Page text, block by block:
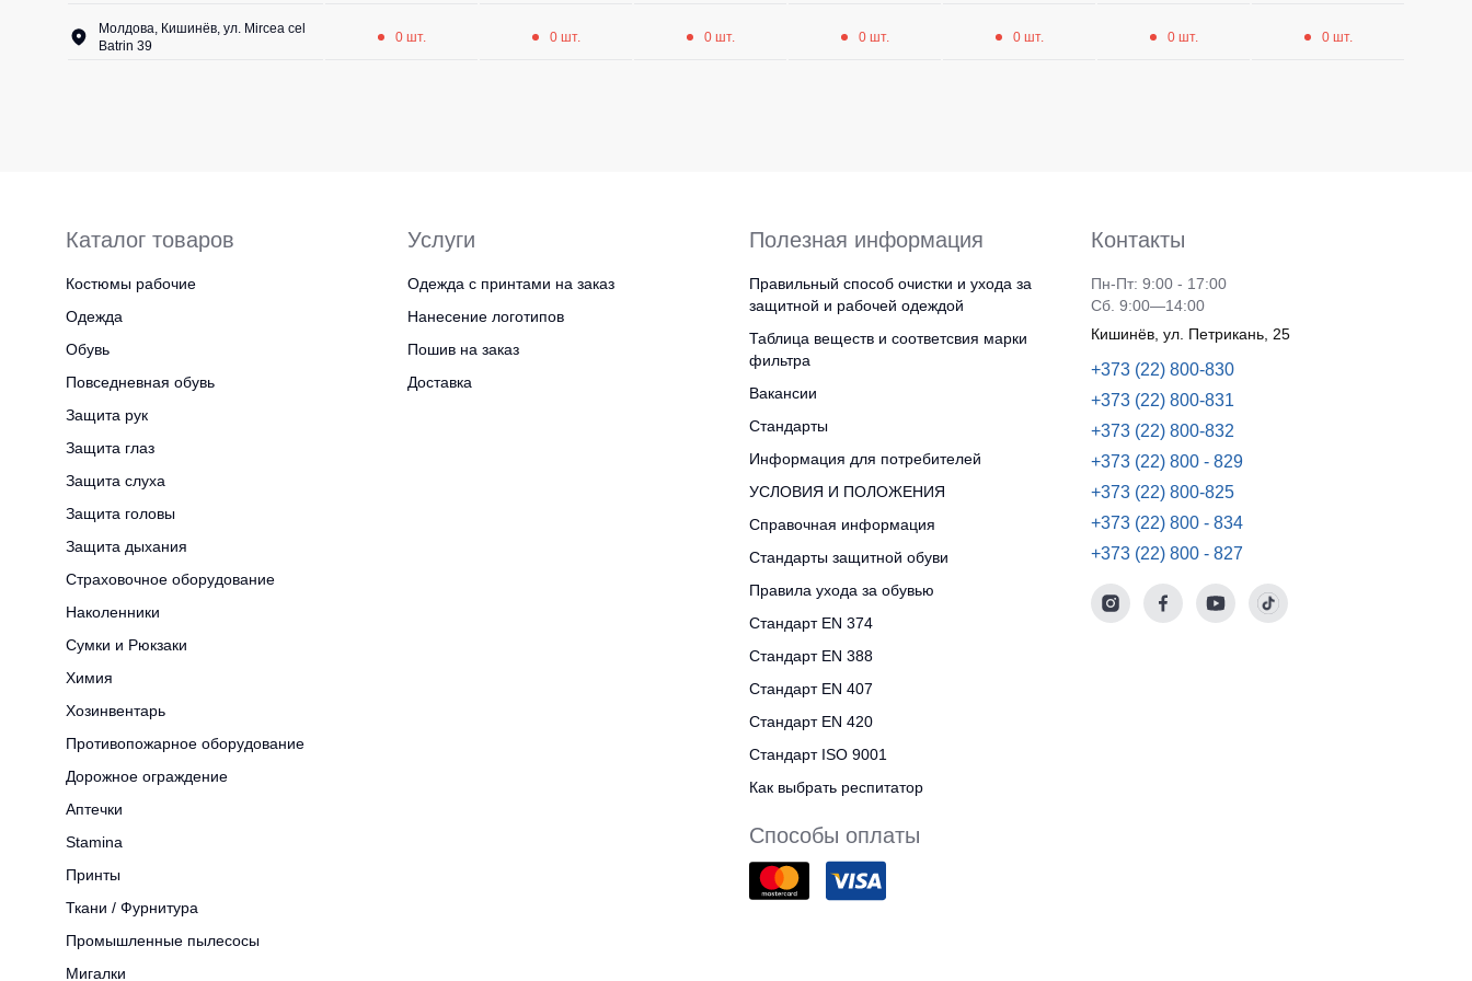
Молдова, Кишинёв, ул. Mircea cel
Batrin 39
0 шт. 0 шт. 0 шт. 0 шт. 0 шт. 0 шт. 0 шт.
Каталог товаров
Костюмы рабочие
Одежда
Обувь
Повседневная обувь
Защита рук
Защита глаз
Защита слуха
Защита головы
Защита дыхания
Страховочное оборудование
Наколенники
Сумки и Рюкзаки
Химия
Хозинвентарь
Противопожарное оборудование
Дорожное ограждение
Аптечки
Stamina
Принты
Ткани / Фурнитура
Промышленные пылесосы
Мигалки
Услуги
Одежда с принтами на заказ
Нанесение логотипов
Пошив на заказ
Доставка
Полезная информация
Правильный способ очистки и ухода за
защитной и рабочей одеждой
Таблица веществ и соответсвия марки
фильтра
Вакансии
Стандарты
Информация для потребителей
УСЛОВИЯ И ПОЛОЖЕНИЯ
Справочная информация
Стандарты защитной обуви
Правила ухода за обувью
Стандарт EN 374
Стандарт EN 388
Стандарт EN 407
Стандарт EN 420
Стандарт ISO 9001
Как выбрать респитатор
Способы оплаты
Контакты
Пн-Пт: 9:00 - 17:00
Сб. 9:00—14:00
Кишинёв, ул. Петрикань, 25
+373 (22) 800-830
+373 (22) 800-831
+373 (22) 800-832
+373 (22) 800 - 829
+373 (22) 800-825
+373 (22) 800 - 834
+373 (22) 800 - 827